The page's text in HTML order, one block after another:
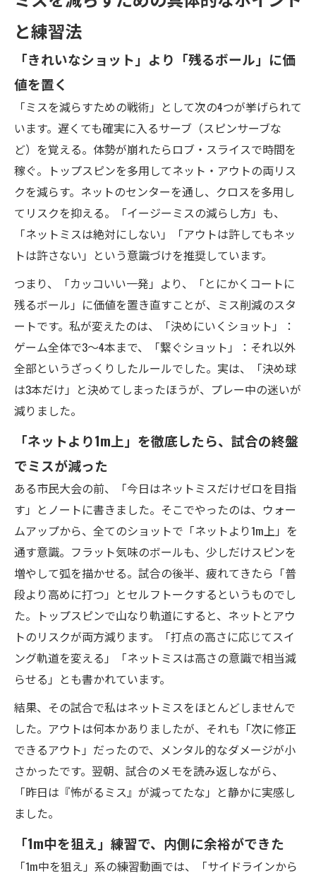
と練習法
「きれいなショット」より「残るボール」に価
値を置く
「ミスを減らすための戦術」として次の4つが挙げられて
います。遅くても確実に入るサーブ（スピンサーブな
ど）を覚える。体勢が崩れたらロブ・スライスで時間を
稼ぐ。トップスピンを多用してネット・アウトの両リス
クを減らす。ネットのセンターを通し、クロスを多用し
てリスクを抑える。「イージーミスの減らし方」も、
「ネットミスは絶対にしない」「アウトは許してもネッ
トは許さない」という意識づけを推奨しています。
つまり、「カッコいい一発」より、「とにかくコートに
残るボール」に価値を置き直すことが、ミス削減のスタ
ートです。私が変えたのは、「決めにいくショット」：
ゲーム全体で3～4本まで、「繋ぐショット」：それ以外
全部というざっくりしたルールでした。実は、「決め球
は3本だけ」と決めてしまったほうが、プレー中の迷いが
減りました。
「ネットより1m上」を徹底したら、試合の終盤
でミスが減った
ある市民大会の前、「今日はネットミスだけゼロを目指
す」とノートに書きました。そこでやったのは、ウォー
ムアップから、全てのショットで「ネットより1m上」を
通す意識。フラット気味のボールも、少しだけスピンを
増やして弧を描かせる。試合の後半、疲れてきたら「普
段より高めに打つ」とセルフトークするというものでし
た。トップスピンで山なり軌道にすると、ネットとアウ
トのリスクが両方減ります。「打点の高さに応じてスイ
ング軌道を変える」「ネットミスは高さの意識で相当減
らせる」とも書かれています。
結果、その試合で私はネットミスをほとんどしませんで
した。アウトは何本かありましたが、それも「次に修正
できるアウト」だったので、メンタル的なダメージが小
さかったです。翌朝、試合のメモを読み返しながら、
「昨日は『怖がるミス』が減ってたな」と静かに実感し
ました。
「1m中を狙え」練習で、内側に余裕ができた
「1m中を狙え」系の練習動画では、「サイドラインから